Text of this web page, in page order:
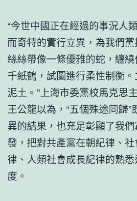
“今世中國正在經過的事況人
而奇特的實行立異，為我們
絲絲帶像一條優雅的蛇，纏
千紙鶴，試圖進行柔性制衡
泥土。”上海市委黨校馬克思
王公龍以為，“五個殊途同歸
異的結果，也充足彰顯了我
發，把對共產黨在朝紀律、
律、人類社會成長紀律的熟
度。